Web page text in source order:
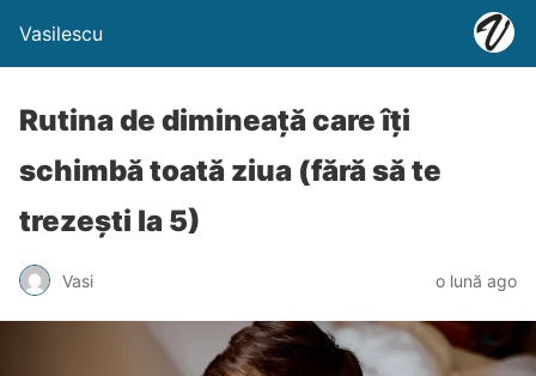
Vasilescu
Rutina de dimineață care îți
schimbă toată ziua (fără să te
trezești la 5)
Vasi o lună ago